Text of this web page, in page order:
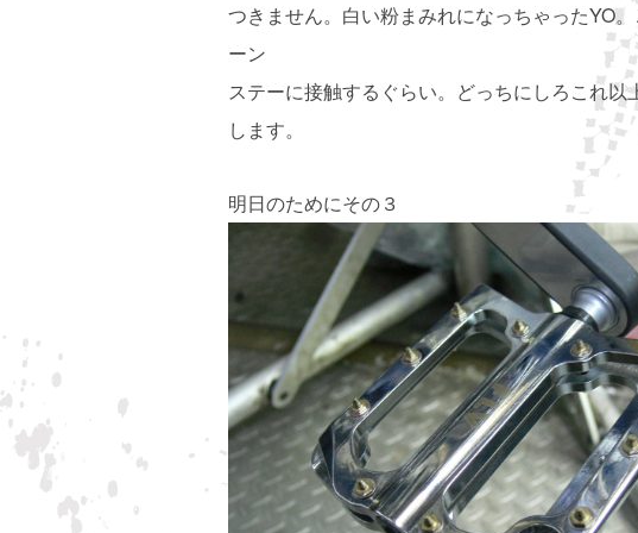
つきません。白い粉まみれになっちゃったYO
ーン
ステーに接触するぐらい。どっちにしろこれ
します。
明日のためにその３